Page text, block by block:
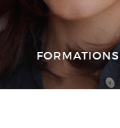
FORMATIONS